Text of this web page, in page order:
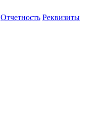
Отчетность Реквизиты